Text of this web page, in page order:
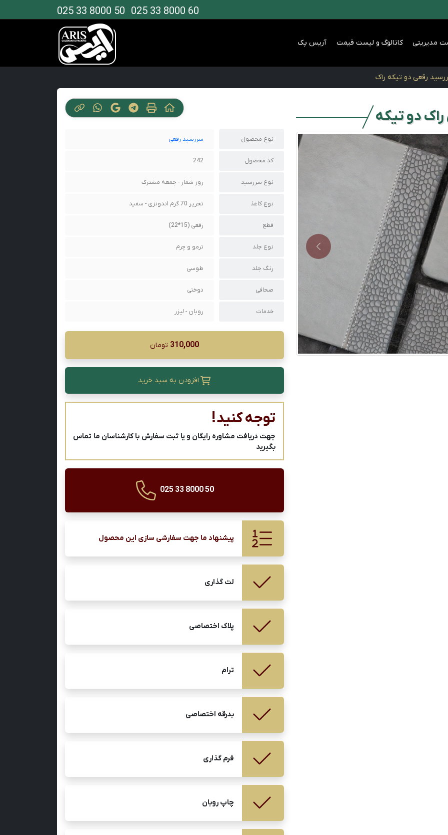
025 33 8000 60
025 33 8000 50
مدیریتی کاتالوگ و لیست قیمت آریس پک
رقعی دو تیکه راک
دو تیکه
Next
نوع محصول سررسید رقعی
کد محصول 242
نوع سررسید روز شمار - جمعه مشترک
نوع کاغذ تحریر 70 گرم اندونزی - سفید
قطع رقعی (15*22)
نوع جلد ترمو و چرم
رنگ جلد طوسی
صحافی دوختی
خدمات روبان - لیزر
310,000 تومان
افزودن به سبد خرید
توجه کنید!
جهت دریافت مشاوره رایگان و یا ثبت سفارش با کارشناسان ما تماس
بگیرید
025 33 8000 50
پیشنهاد ما جهت سفارشی سازی این محصول
لت گذاری
پلاک اختصاصی
ترام
بدرقه اختصاصی
فرم گذاری
چاپ روبان